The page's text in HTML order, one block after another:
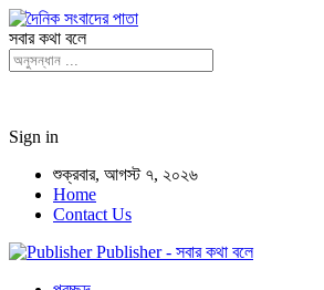
সবার কথা বলে
Sign in
শুক্রবার, আগস্ট ৭, ২০২৬
Home
Contact Us
Publisher - সবার কথা বলে